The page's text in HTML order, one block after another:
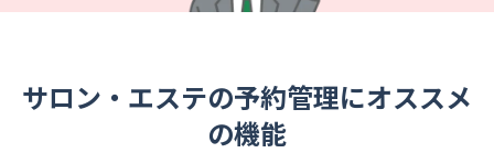
サロン・エステの予約管理にオススメ
の機能